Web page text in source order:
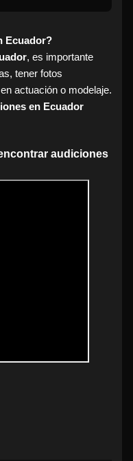
Ecuador?
, es importante
tener fotos
actuación o modelaje.
en Ecuador
audiciones